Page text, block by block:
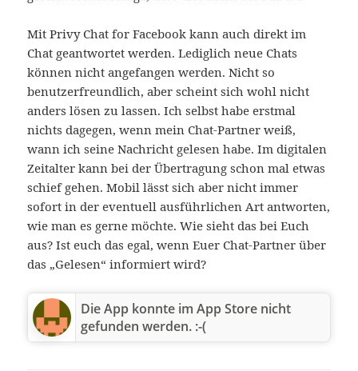
Mit Privy Chat for Facebook kann auch direkt im
Chat geantwortet werden. Lediglich neue Chats
können nicht angefangen werden. Nicht so
benutzerfreundlich, aber scheint sich wohl nicht
anders lösen zu lassen. Ich selbst habe erstmal
nichts dagegen, wenn mein Chat-Partner weiß,
wann ich seine Nachricht gelesen habe. Im digitalen
Zeitalter kann bei der Übertragung schon mal etwas
schief gehen. Mobil lässt sich aber nicht immer
sofort in der eventuell ausführlichen Art antworten,
wie man es gerne möchte. Wie sieht das bei Euch
aus? Ist euch das egal, wenn Euer Chat-Partner über
das „Gelesen“ informiert wird?
Die App konnte im App Store nicht
gefunden werden. :-(